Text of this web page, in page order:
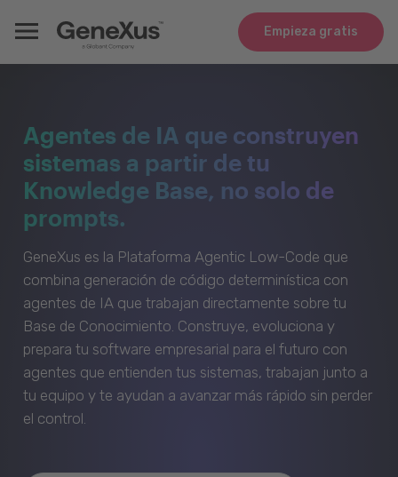
Empieza gratis
Agentes de IA que construyen
sistemas a partir de tu
Knowledge Base, no solo de
prompts.
GeneXus es la Plataforma Agentic Low-Code que
combina generación de código determinística con
agentes de IA que trabajan directamente sobre tu
Base de Conocimiento. Construye, evoluciona y
prepara tu software empresarial para el futuro con
agentes que entienden tus sistemas, trabajan junto a
tu equipo y te ayudan a avanzar más rápido sin perder
el control.